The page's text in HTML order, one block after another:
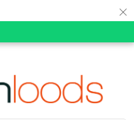
×